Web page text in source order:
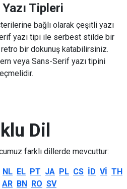
Tipleri
bağlı olarak çeşitli yazı
yazı tipi ile serbest stilde bir
bir dokunuş katabilirsiniz.
veya Sans-Serif yazı tipini
Dil
farklı dillerde mevcuttur:
NL EL PT JA PL CS ID VI TH
AR BN RO SV